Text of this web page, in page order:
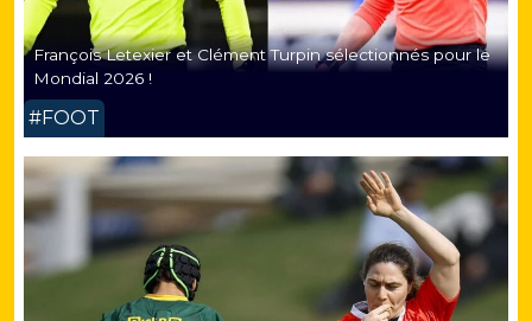
François Letexier et Clément Turpin sélectionnés pour le
Mondial 2026 !
#FOOT